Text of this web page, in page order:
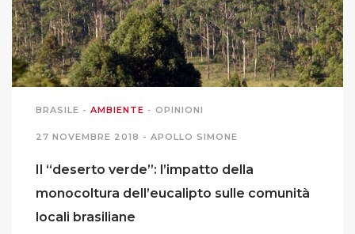
BRASILE - AMBIENTE - OPINIONI
27 NOVEMBRE 2018 - APOLLO SIMONE
Il “deserto verde”: l’impatto della
monocoltura dell’eucalipto sulle comunità
locali brasiliane